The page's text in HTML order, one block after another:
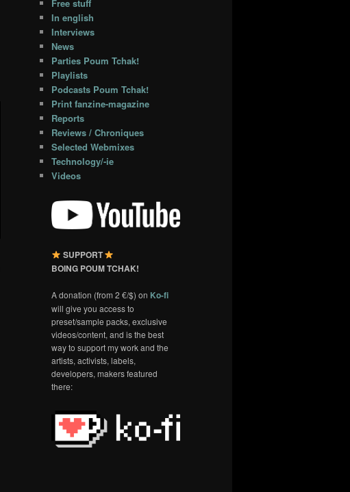
Free stuff
In english
Interviews
News
Parties Poum Tchak!
Playlists
Podcasts Poum Tchak!
Print fanzine-magazine
Reports
Reviews / Chroniques
Selected Webmixes
Technology/-ie
Videos
SUPPORT
BOING POUM TCHAK!
A donation (from 2 €/$) on Ko-fi
will give you access to
preset/sample packs, exclusive
videos/content, and is the best
way to support my work and the
artists, activists, labels,
developers, makers featured
there: